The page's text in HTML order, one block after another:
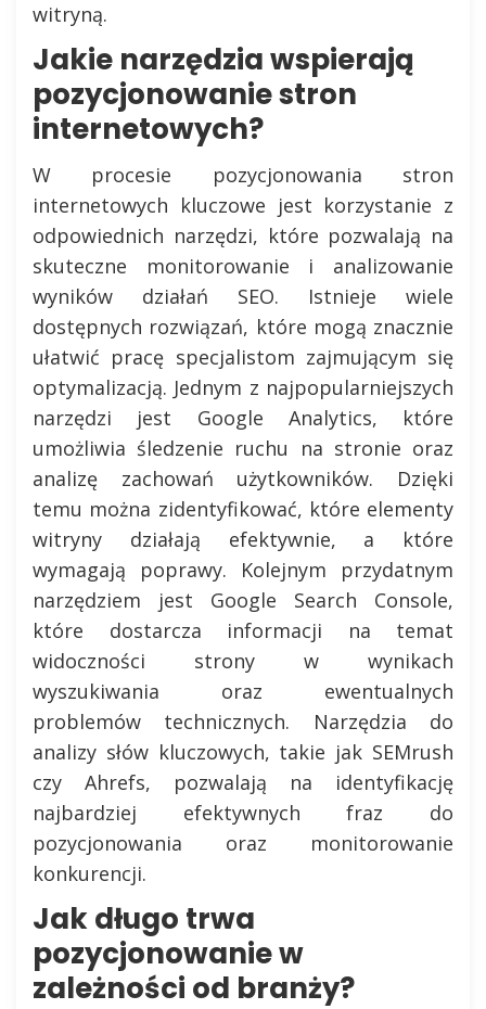
witryną.
Jakie narzędzia wspierają
pozycjonowanie stron
internetowych?
W procesie pozycjonowania stron
internetowych kluczowe jest korzystanie z
odpowiednich narzędzi, które pozwalają na
skuteczne monitorowanie i analizowanie
wyników działań SEO. Istnieje wiele
dostępnych rozwiązań, które mogą znacznie
ułatwić pracę specjalistom zajmującym się
optymalizacją. Jednym z najpopularniejszych
narzędzi jest Google Analytics, które
umożliwia śledzenie ruchu na stronie oraz
analizę zachowań użytkowników. Dzięki
temu można zidentyfikować, które elementy
witryny działają efektywnie, a które
wymagają poprawy. Kolejnym przydatnym
narzędziem jest Google Search Console,
które dostarcza informacji na temat
widoczności strony w wynikach
wyszukiwania oraz ewentualnych
problemów technicznych. Narzędzia do
analizy słów kluczowych, takie jak SEMrush
czy Ahrefs, pozwalają na identyfikację
najbardziej efektywnych fraz do
pozycjonowania oraz monitorowanie
konkurencji.
Jak długo trwa
pozycjonowanie w
zależności od branży?